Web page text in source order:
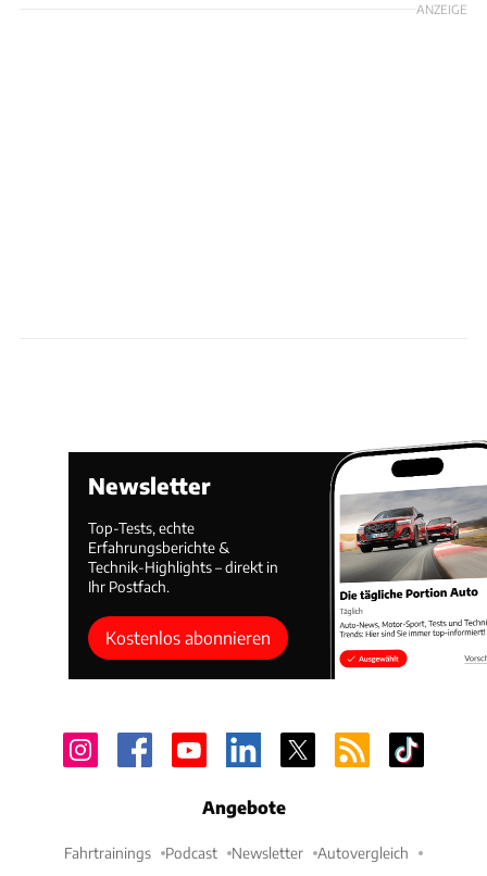
ANZEIGE
Newsletter
Top-Tests, echte
Erfahrungsberichte &
Technik-Highlights – direkt in
Ihr Postfach.
Kostenlos abonnieren
Angebote
Fahrtrainings Podcast Newsletter Autovergleich